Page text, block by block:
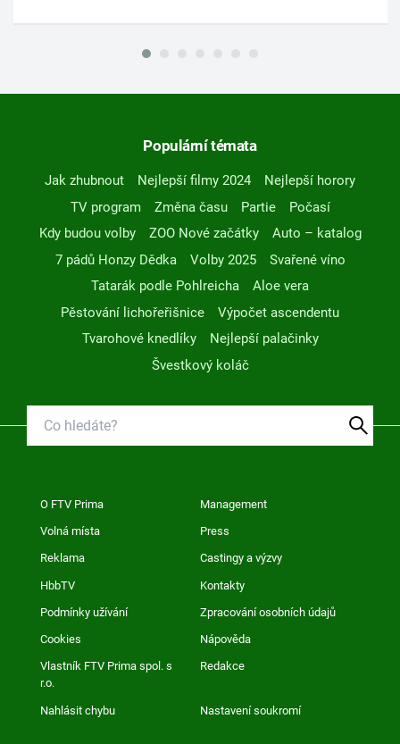
Populární témata
Jak zhubnout Nejlepší filmy 2024
Nejlepší horory
TV program
Změna času Partie
Počasí
Kdy budou volby
ZOO Nové začátky
Auto – katalog
7 pádů Honzy Dědka
Volby 2025
Svařené víno
Tatarák podle Pohlreicha
Aloe vera
Pěstování lichořeřišnice
Výpočet ascendentu
Tvarohové knedlíky
Nejlepší palačinky
Švestkový koláč
O FTV Prima Management
Volná místa Press
Reklama Castingy a výzvy
HbbTV Kontakty
Podmínky užívání Zpracování osobních údajů
Cookies Nápověda
Vlastník FTV Prima spol. s
r.o.
Redakce
Nahlásit chybu Nastavení soukromí